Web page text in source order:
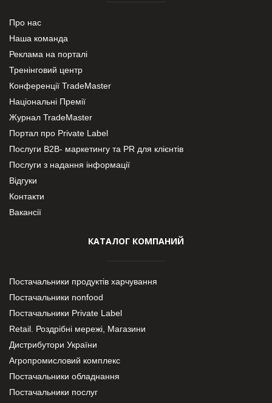
Про нас
Наша команда
Реклама на порталі
Тренінговий центр
Конференції TradeMaster
Національні Премії
Журнал TradeMaster
Портал про Private Label
Послуги В2В- маркетингу та PR для клієнтів
Послуги з надання інформації
Відгуки
Контакти
Вакансії
КАТАЛОГ КОМПАНИЙ
Постачальники продуктів харчування
Постачальники nonfood
Постачальники Private Label
Retail. Роздрібні мережі, Магазини
Дистрибутори України
Агропромисловий комплекс
Постачальники обладнання
Постачальники послуг